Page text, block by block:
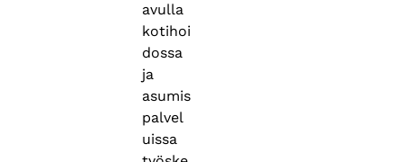
avulla
kotihoi
dossa
ja
asumis
palvel
uissa